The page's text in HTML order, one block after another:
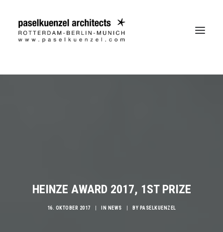
HEINZE AWARD 2017, 1ST PRIZE
16. OKTOBER 2017 IN NEWS BY PASELKUENZEL